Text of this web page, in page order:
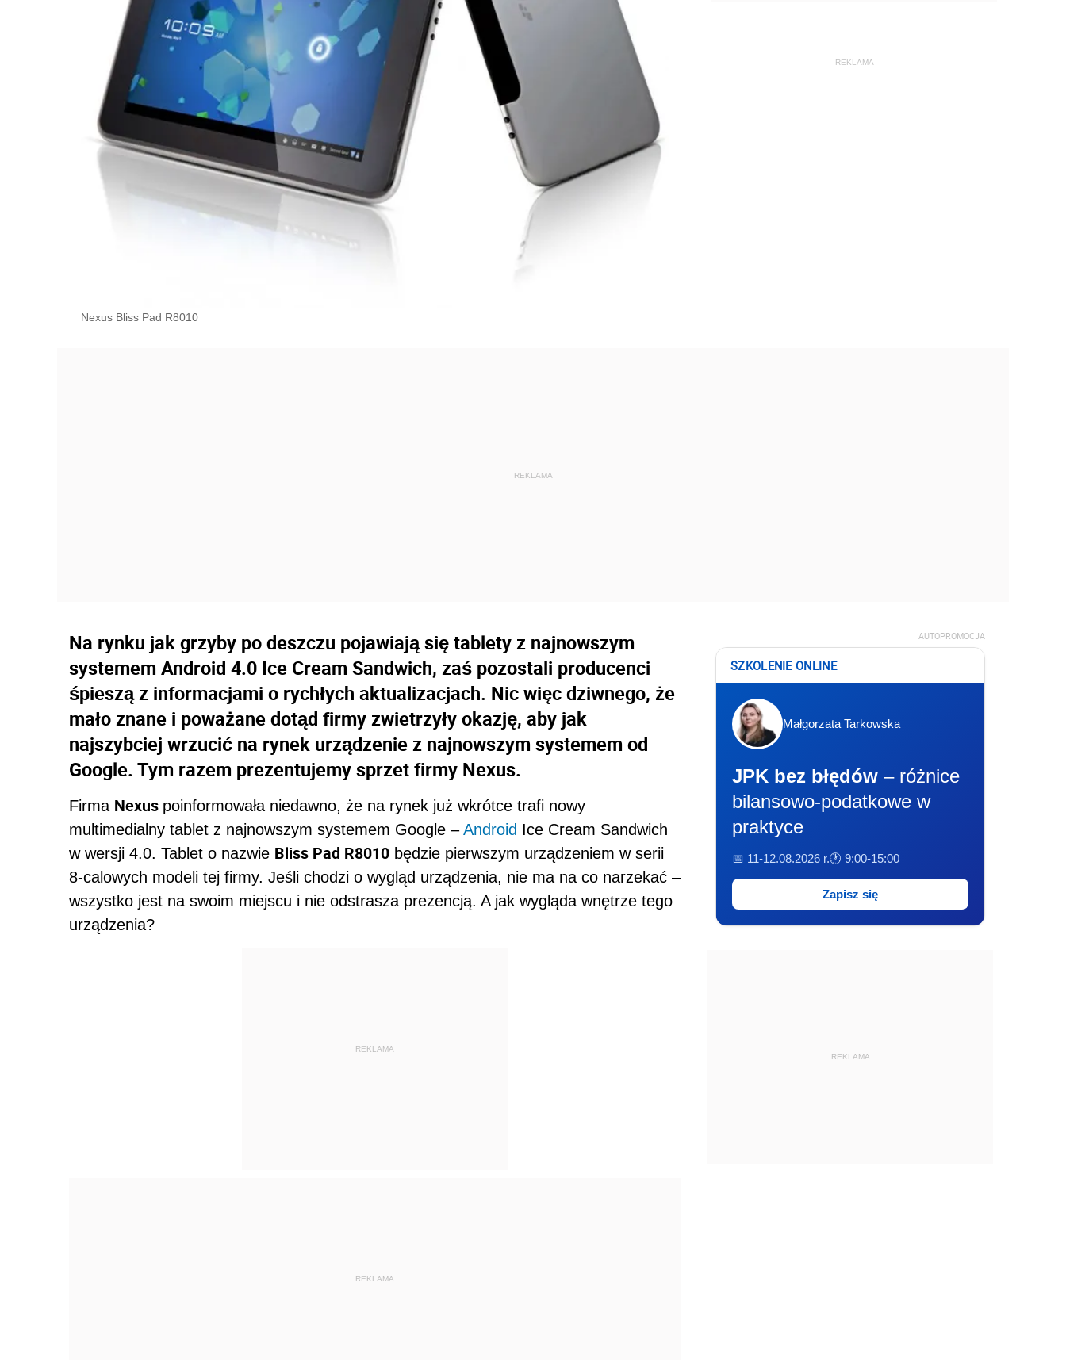
Nexus Bliss Pad R8010
Na rynku jak grzyby po deszczu pojawiają się tablety z najnowszym
systemem Android 4.0 Ice Cream Sandwich, zaś pozostali producenci
śpieszą z informacjami o rychłych aktualizacjach. Nic więc dziwnego, że
mało znane i poważane dotąd firmy zwietrzyły okazję, aby jak
najszybciej wrzucić na rynek urządzenie z najnowszym systemem od
Google. Tym razem prezentujemy sprzet firmy Nexus.
Firma Nexus poinformowała niedawno, że na rynek już wkrótce trafi nowy
multimedialny tablet z najnowszym systemem Google –Android Ice Cream Sandwich
w wersji 4.0. Tablet o nazwie Bliss Pad R8010 będzie pierwszym urządzeniem w serii
8-calowych modeli tej firmy. Jeśli chodzi o wygląd urządzenia, nie ma na co narzekać –
wszystko jest na swoim miejscu i nie odstrasza prezencją. A jak wygląda wnętrze tego
urządzenia?
REKLAMA
REKLAMA
AUTOPROMOCJA
SZKOLENIE ONLINE
Małgorzata Tarkowska
JPK bez błędów – różnice
bilansowo-podatkowe w
praktyce
📅 11-12.08.2026 r.🕐 9:00-15:00
Zapisz się
REKLAMA